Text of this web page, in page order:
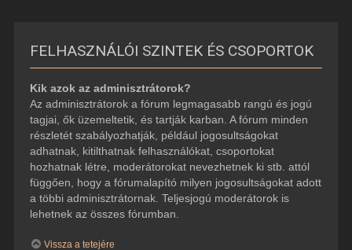
FELHASZNÁLÓI SZINTEK ÉS CSOPORTOK
Kik azok az adminisztrátorok?
Az adminisztrátorok a fórum legmagasabb rangú és jogú
tagjai, ők üzemeltetik, és tartják karban. A fórum minden
részletét szabályozhatják, például jogosultságokat
adhatnak, kitilthatnak felhasználókat, csoportokat
hozhatnak létre, moderátorokat nevezhetnek ki stb. attól
függően, hogy a fórumalapító milyen jogosultságokat adott
a többi adminisztrátornak. Teljesjogú moderátorok is
lehetnek az összes fórumban.
Vissza a tetejére